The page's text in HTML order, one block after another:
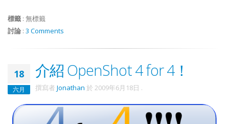
標籤 : 無標籤
討論 : 3 Comments
18
六月
介紹 OpenShot 4 for 4！
撰寫者 Jonathan 於 2009年6月18日 .